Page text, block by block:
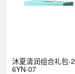
沐夏清润组合礼包-2
6YN-07